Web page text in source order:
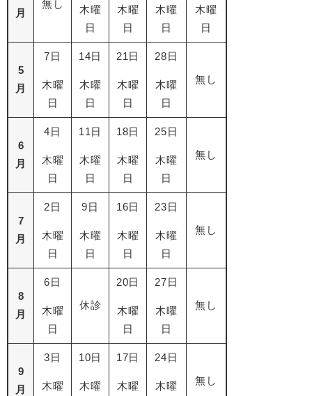
月
無し
木曜
日
木曜
日
木曜
日
木曜
日
5
月
7日
木曜
日
14日
木曜
日
21日
木曜
日
28日
木曜
日
無し
6
月
4日
木曜
日
11日
木曜
日
18日
木曜
日
25日
木曜
日
無し
7
月
2日
木曜
日
9日
木曜
日
16日
木曜
日
23日
木曜
日
無し
8
月
6日
木曜
日
休診
20日
木曜
日
27日
木曜
日
無し
9
月
3日
木曜
10日
木曜
17日
木曜
24日
木曜
無し